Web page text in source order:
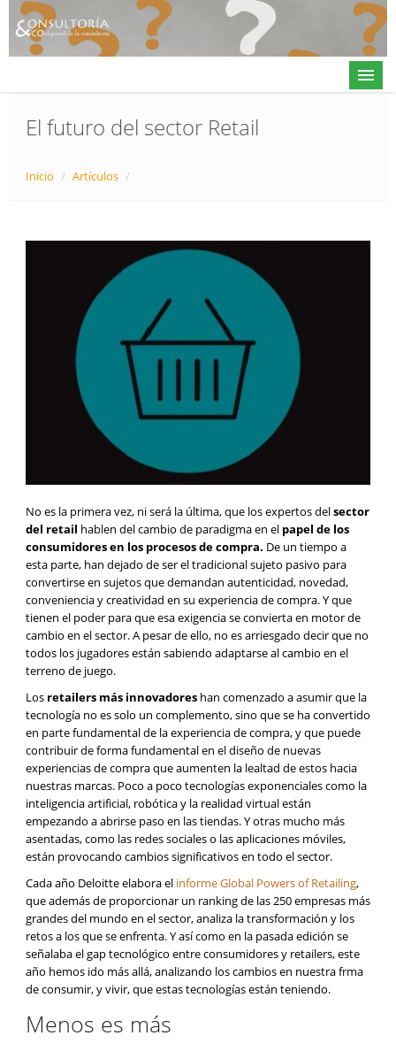
El futuro del sector Retail
Inicio / Artículos /
No es la primera vez, ni será la última, que los expertos delsector
del retail hablen del cambio de paradigma en el papel de los
consumidores en los procesos de compra. De un tiempo a
esta parte, han dejado de ser el tradicional sujeto pasivo para
convertirse en sujetos que demandan autenticidad, novedad,
conveniencia y creatividad en su experiencia de compra. Y que
tienen el poder para que esa exigencia se convierta en motor de
cambio en el sector. A pesar de ello, no es arriesgado decir que no
todos los jugadores están sabiendo adaptarse al cambio en el
terreno de juego.
Los retailers más innovadores han comenzado a asumir que la
tecnología no es solo un complemento, sino que se ha convertido
en parte fundamental de la experiencia de compra, y que puede
contribuir de forma fundamental en el diseño de nuevas
experiencias de compra que aumenten la lealtad de estos hacia
nuestras marcas. Poco a poco tecnologías exponenciales como la
inteligencia artificial, robótica y la realidad virtual están
empezando a abrirse paso en las tiendas. Y otras mucho más
asentadas, como las redes sociales o las aplicaciones móviles,
están provocando cambios significativos en todo el sector.
Cada año Deloitte elabora el informe Global Powers of Retailing,
que además de proporcionar un ranking de las 250 empresas más
grandes del mundo en el sector, analiza la transformación y los
retos a los que se enfrenta. Y así como en la pasada edición se
señalaba el gap tecnológico entre consumidores y retailers, este
año hemos ido más allá, analizando los cambios en nuestra frma
de consumir, y vivir, que estas tecnologías están teniendo.
Menos es más